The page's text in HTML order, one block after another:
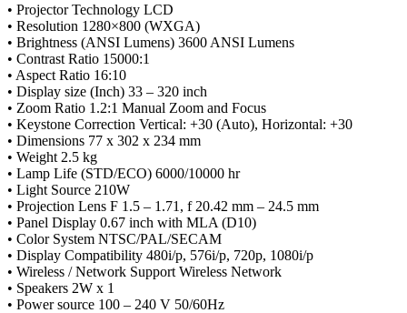
• Projector Technology LCD
• Resolution 1280×800 (WXGA)
• Brightness (ANSI Lumens) 3600 ANSI Lumens
• Contrast Ratio 15000:1
• Aspect Ratio 16:10
• Display size (Inch) 33 – 320 inch
• Zoom Ratio 1.2:1 Manual Zoom and Focus
• Keystone Correction Vertical: +30 (Auto), Horizontal: +30
• Dimensions 77 x 302 x 234 mm
• Weight 2.5 kg
• Lamp Life (STD/ECO) 6000/10000 hr
• Light Source 210W
• Projection Lens F 1.5 – 1.71, f 20.42 mm – 24.5 mm
• Panel Display 0.67 inch with MLA (D10)
• Color System NTSC/PAL/SECAM
• Display Compatibility 480i/p, 576i/p, 720p, 1080i/p
• Wireless / Network Support Wireless Network
• Speakers 2W x 1
• Power source 100 – 240 V 50/60Hz